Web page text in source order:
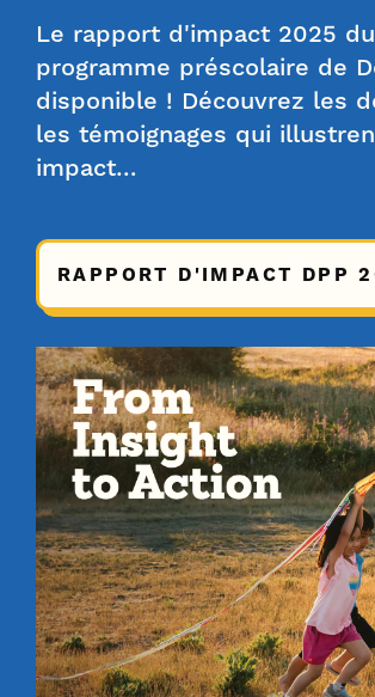
Le rapport d'impact 2025 du
programme préscolaire de
disponible ! Découvrez les
les témoignages qui
impact…
RAPPORT D'IMPACT DPP